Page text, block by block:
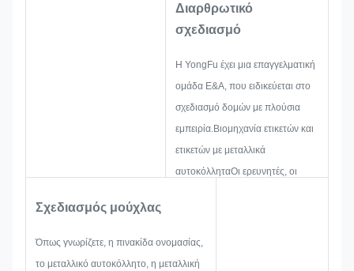
Διαρθρωτικό
σχεδιασμό
Η YongFu έχει μια επαγγελματική
ομάδα Ε&Α, που ειδικεύεται στο
σχεδιασμό δομών με πλούσια
εμπειρία.Βιομηχανία ετικετών και
ετικετών με μεταλλικά
αυτοκόλληταΟι ερευνητές, οι
Σχεδιασμός μούχλας
Όπως γνωρίζετε, η πινακίδα ονομασίας,
το μεταλλικό αυτοκόλλητο, η μεταλλική